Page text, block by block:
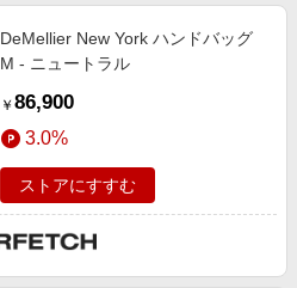
DeMellier New York ハンドバッグ
M - ニュートラル
￥ 86,900
3.0%
ストアにすすむ